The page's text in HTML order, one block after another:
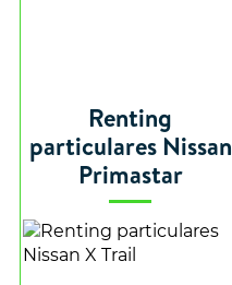
Renting
particulares Nissan
Primastar